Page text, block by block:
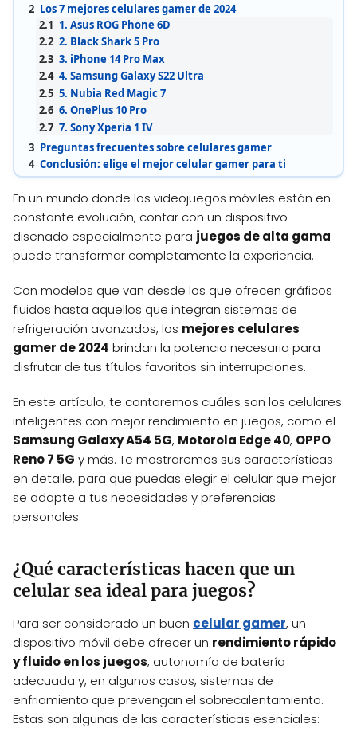
2 Los 7 mejores celulares gamer de 2024
2.1 1. Asus ROG Phone 6D
2.2 2. Black Shark 5 Pro
2.3 3. iPhone 14 Pro Max
2.4 4. Samsung Galaxy S22 Ultra
2.5 5. Nubia Red Magic 7
2.6 6. OnePlus 10 Pro
2.7 7. Sony Xperia 1 IV
3 Preguntas frecuentes sobre celulares gamer
4 Conclusión: elige el mejor celular gamer para ti
En un mundo donde los videojuegos móviles están en
constante evolución, contar con un dispositivo
diseñado especialmente para juegos de alta gama
puede transformar completamente la experiencia.
Con modelos que van desde los que ofrecen gráficos
fluidos hasta aquellos que integran sistemas de
refrigeración avanzados, los mejores celulares
gamer de 2024 brindan la potencia necesaria para
disfrutar de tus títulos favoritos sin interrupciones.
En este artículo, te contaremos cuáles son los celulares
inteligentes con mejor rendimiento en juegos, como el
Samsung Galaxy A54 5G, Motorola Edge 40, OPPO
Reno 7 5G y más. Te mostraremos sus características
en detalle, para que puedas elegir el celular que mejor
se adapte a tus necesidades y preferencias
personales.
¿Qué características hacen que un
celular sea ideal para juegos?
Para ser considerado un buen celular gamer, un
dispositivo móvil debe ofrecer un rendimiento rápido
y fluido en los juegos, autonomía de batería
adecuada y, en algunos casos, sistemas de
enfriamiento que prevengan el sobrecalentamiento.
Estas son algunas de las características esenciales: